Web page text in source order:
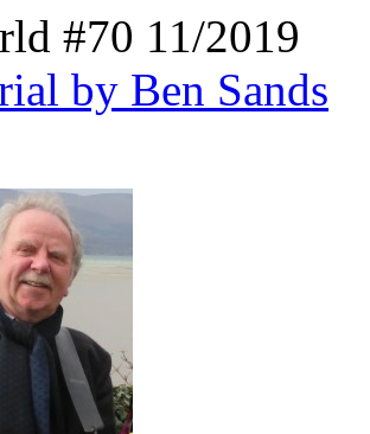
#70 11/2019
by Ben Sands